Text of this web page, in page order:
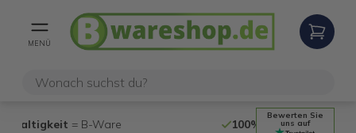
MENÜ
100% funktionierende Internetretouren
Bewerten Sie
uns auf